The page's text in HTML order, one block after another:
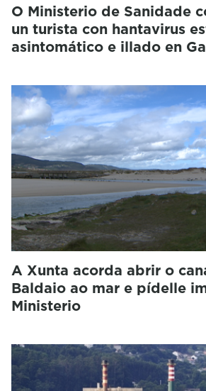
O Ministerio de Sanidade
un turista con hantavirus
asintomático e illado en
A Xunta acorda abrir o
Baldaio ao mar e pídelle
Ministerio